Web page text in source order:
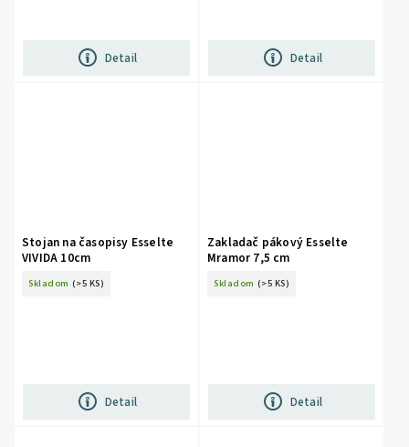
Detail Detail
Stojan na časopisy Esselte
VIVIDA 10cm
Skladom (>5 KS)
Detail
Zakladač pákový Esselte
Mramor 7,5 cm
Skladom (>5 KS)
Detail